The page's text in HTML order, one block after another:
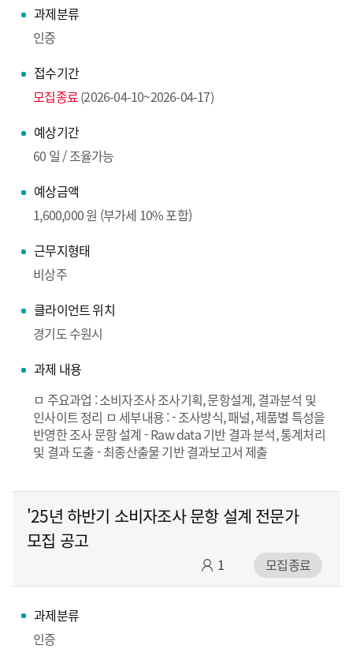
과제분류
인증
접수기간
모집종료(2026-04-10~2026-04-17)
예상기간
60 일 / 조율가능
예상금액
1,600,000 원 (부가세 10% 포함)
근무지형태
비상주
클라이언트 위치
경기도 수원시
과제 내용
ㅁ 주요과업 : 소비자조사 조사기획, 문항설계, 결과분석 및
인사이트 정리 ㅁ 세부내용 : - 조사방식, 패널, 제품별 특성을
반영한 조사 문항 설계 - Raw data 기반 결과 분석, 통계처리
및 결과 도출 - 최종산출물 기반 결과보고서 제출
'25년 하반기 소비자조사 문항 설계 전문가
모집 공고
1 모집종료
과제분류
인증